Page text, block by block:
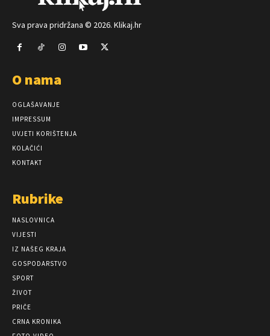
Sva prava pridržana © 2026. Klikaj.hr
O nama
OGLAŠAVANJE
IMPRESSUM
UVJETI KORIŠTENJA
KOLAČIĆI
KONTAKT
Rubrike
NASLOVNICA
VIJESTI
IZ NAŠEG KRAJA
GOSPODARSTVO
SPORT
ŽIVOT
PRIČE
CRNA KRONIKA